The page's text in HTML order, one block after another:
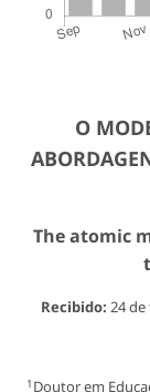
O
The atomic
Recibido: 24
1 Doutor em